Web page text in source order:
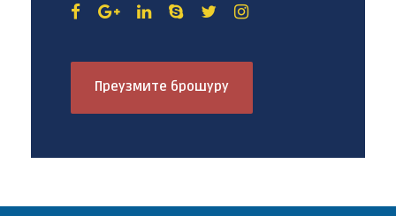
Преузмите брошуру